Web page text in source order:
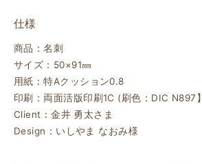
仕様
商品：名刺
サイズ：50×91㎜
用紙：特Aクッション0.8
印刷：両面活版印刷1C (刷色：DIC N897】
Client：金井 勇太さま
Design：いしやま なおみ様